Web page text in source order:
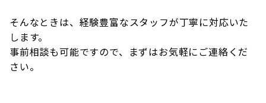
そんなときは、経験豊富なスタッフが丁寧に対応いた
します。
事前相談も可能ですので、まずはお気軽にご連絡くだ
さい。